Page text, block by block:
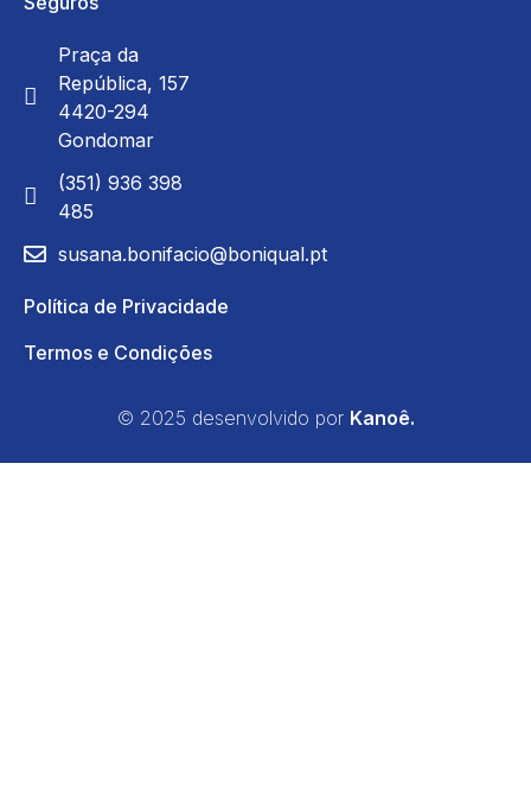
Praça da
República, 157
4420-294
Gondomar
(351) 936 398
485
susana.bonifacio@boniqual.pt
Política de Privacidade
Termos e Condições
© 2025 desenvolvido por Kanoê.